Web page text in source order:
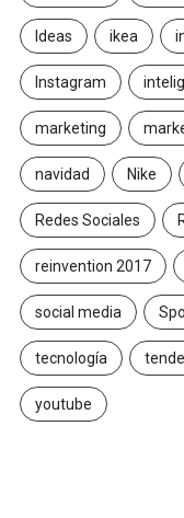
Ideas ikea
Instagram
marketing
navidad Nike
Redes Sociales
reinvention 2017
social media
tecnología
youtube